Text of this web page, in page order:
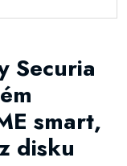
Securia
smart,
disku